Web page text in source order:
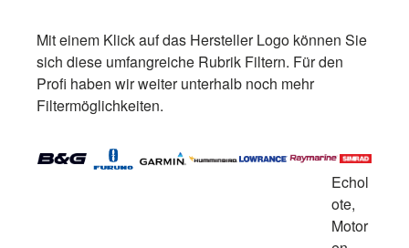
Mit einem Klick auf das Hersteller Logo können Sie
sich diese umfangreiche Rubrik Filtern. Für den
Profi haben wir weiter unterhalb noch mehr
Filtermöglichkeiten.
Echol
ote,
Motor